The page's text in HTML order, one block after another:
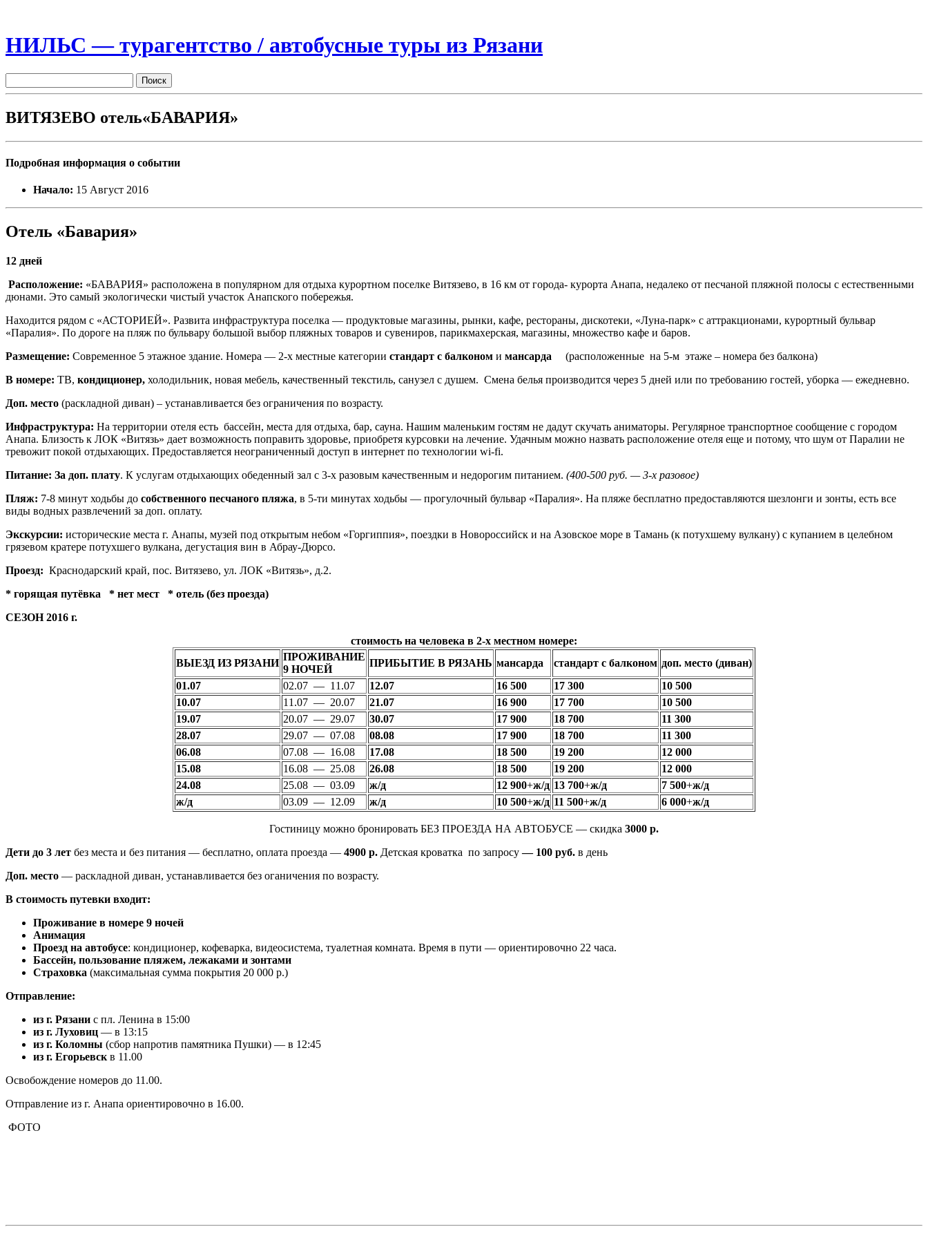
НИЛЬС — турагентство / автобусные туры из Рязани
ВИТЯЗЕВО отель«БАВАРИЯ»
Подробная информация о событии
Начало: 15 Август 2016
Отель «Бавария»
12 дней
Расположение: «БАВАРИЯ» расположена в популярном для отдыха курортном поселке Витязево, в 16 км от города- курорта Анапа, недалеко от песчаной пляжной полосы с естественными
дюнами. Это самый экологически чистый участок Анапского побережья.
Находится рядом с «АСТОРИЕЙ». Развита инфраструктура поселка — продуктовые магазины, рынки, кафе, рестораны, дискотеки, «Луна-парк» с аттракционами, курортный бульвар
«Паралия». По дороге на пляж по бульвару большой выбор пляжных товаров и сувениров, парикмахерская, магазины, множество кафе и баров.
Размещение: Современное 5 этажное здание. Номера — 2-х местные категории стандарт с балконом и мансарда (расположенные на 5-м этаже – номера без балкона)
В номере: ТВ, кондиционер, холодильник, новая мебель, качественный текстиль, санузел с душем. Смена белья производится через 5 дней или по требованию гостей, уборка — ежедневно.
Доп. место (раскладной диван) – устанавливается без ограничения по возрасту.
Инфраструктура: На территории отеля есть бассейн, места для отдыха, бар, сауна. Нашим маленьким гостям не дадут скучать аниматоры. Регулярное транспортное сообщение с городом
Анапа. Близость к ЛОК «Витязь» дает возможность поправить здоровье, приобретя курсовки на лечение. Удачным можно назвать расположение отеля еще и потому, что шум от Паралии не
тревожит покой отдыхающих. Предоставляется неограниченный доступ в интернет по технологии wi-fi.
Питание: За доп. плату. К услугам отдыхающих обеденный зал с 3-х разовым качественным и недорогим питанием. (400-500 руб. — 3-х разовое)
Пляж: 7-8 минут ходьбы до собственного песчаного пляжа, в 5-ти минутах ходьбы — прогулочный бульвар «Паралия». На пляже бесплатно предоставляются шезлонги и зонты, есть все
виды водных развлечений за доп. оплату.
Экскурсии: исторические места г. Анапы, музей под открытым небом «Горгиппия», поездки в Новороссийск и на Азовское море в Тамань (к потухшему вулкану) с купанием в целебном
грязевом кратере потухшего вулкана, дегустация вин в Абрау-Дюрсо.
Проезд: Краснодарский край, пос. Витязево, ул. ЛОК «Витязь», д.2.
* горящая путёвка
* нет мест
* отель (без проезда)
СЕЗОН 2016 г.
стоимость на человека в 2-х местном номере:
ВЫЕЗД ИЗ РЯЗАНИ
ПРОЖИВАНИЕ
9 НОЧЕЙ
ПРИБЫТИЕ В РЯЗАНЬ мансарда стандарт с балконом доп. место (диван)
01.07
02.07 — 11.07 12.07 16 500 17 300
10 500
10.07
11.07 — 20.07 21.07 16 900 17 700
10 500
19.07
20.07 — 29.07 30.07 17 900 18 700
11 300
28.07
29.07 — 07.08 08.08 17 900 18 700
11 300
06.08
07.08 — 16.08 17.08 18 500 19 200
12 000
15.08
16.08 — 25.08 26.08 18 500 19 200
12 000
24.08
25.08 — 03.09 ж/д 12 900+ж/д 13 700+ж/д 7 500+ж/д
ж/д
03.09 — 12.09 ж/д 10 500+ж/д 11 500+ж/д 6 000+ж/д
Гостиницу можно бронировать БЕЗ ПРОЕЗДА НА АВТОБУСЕ — скидка 3000 р.
Дети до 3 лет без места и без питания — бесплатно, оплата проезда — 4900 р. Детская кроватка по запросу— 100 руб. в день
Доп. место — раскладной диван, устанавливается без оганичения по возрасту.
В стоимость путевки входит:
Проживание в номере 9 ночей
Анимация
Проезд на автобусе: кондиционер, кофеварка, видеосистема, туалетная комната. Время в пути — ориентировочно 22 часа.
Бассейн, пользование пляжем, лежаками и зонтами
Страховка (максимальная сумма покрытия 20 000 р.)
Отправление:
из г. Рязани с пл. Ленина в 15:00
из г. Луховиц — в 13:15
из г. Коломны (сбор напротив памятника Пушки) — в 12:45
из г. Егорьевск в 11.00
Освобождение номеров до 11.00.
Отправление из г. Анапа ориентировочно в 16.00.
ФОТО